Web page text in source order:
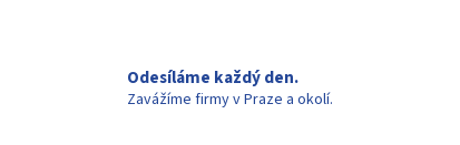
Odesíláme každý den.
Zavážíme firmy v Praze a okolí.